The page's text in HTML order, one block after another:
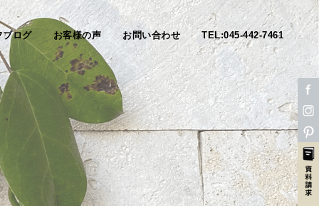
ブログ お客様の声 お問い合わせ TEL:045-442-7461